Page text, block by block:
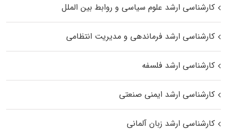
کارشناسی ارشد علوم سیاسی و روابط بین الملل
کارشناسی ارشد فرماندهی و مدیریت انتظامی
کارشناسی ارشد فلسفه
کارشناسی ارشد ایمنی صنعتی
کارشناسی ارشد زبان آلمانی